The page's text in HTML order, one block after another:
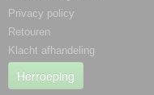
Privacy policy
Retouren
Klacht afhandeling
Herroeping